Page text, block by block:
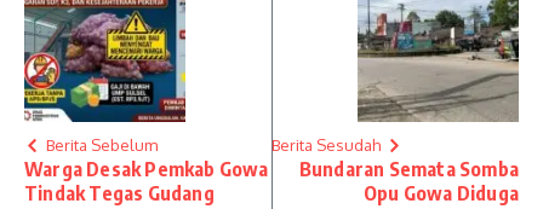
Berita Sebelum
Warga Desak Pemkab Gowa
Tindak Tegas Gudang
Berita Sesudah
Bundaran Semata Somba
Opu Gowa Diduga